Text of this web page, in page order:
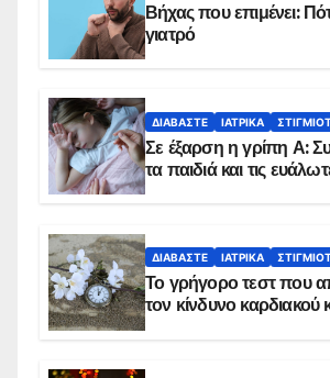
Βήχας που επιμένει:
γιατρό
ΔΙΑΒΆΣΤΕ ΙΑΤΡΙΚΆ
Σε έξαρση η γρίπη Α:
τα παιδιά και τις
ΔΙΑΒΆΣΤΕ ΙΑΤΡΙΚΆ
Το γρήγορο τεστ που
τον κίνδυνο